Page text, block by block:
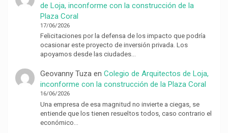
de Loja, inconforme con la construcción de la
Plaza Coral
17/06/2026
Felicitaciones por la defensa de los impacto que podría
ocasionar este proyecto de inversión privada. Los
apoyamos desde las ciudades…
Geovanny Tuzaen Colegio de Arquitectos de Loja,
inconforme con la construcción de la Plaza Coral
16/06/2026
Una empresa de esa magnitud no invierte a ciegas, se
entiende que los tienen resueltos todos, caso contrario el
económico…